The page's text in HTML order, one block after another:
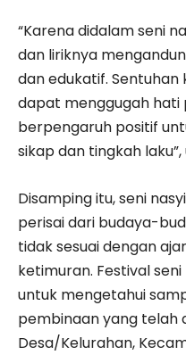
“Karena didalam seni
dan liriknya
dan edukatif.
dapat menggugah hati
berpengaruh positif
sikap dan tingkah
Disamping itu, seni
perisai dari budaya-
tidak sesuai dengan
ketimuran. Festival
untuk mengetahui
pembinaan yang telah
Desa/Kelurahan,